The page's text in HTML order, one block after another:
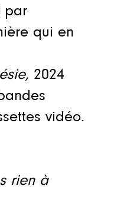
par
qui en
2024
vidéo.
rien à